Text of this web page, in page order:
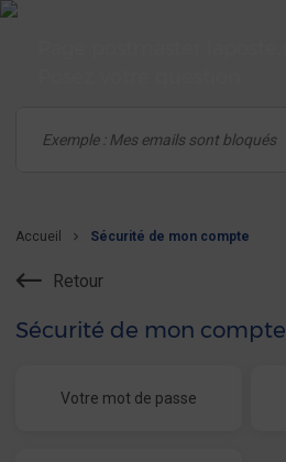
Accueil Sécurité de mon compte
Sécurité de mon compte
Retour
Votre mot de passe